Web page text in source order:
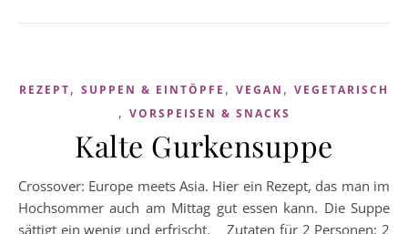
REZEPT, SUPPEN & EINTÖPFE , VEGAN , VEGETARISCH
, VORSPEISEN & SNACKS
Kalte Gurkensuppe
Crossover: Europe meets Asia. Hier ein Rezept, das man im
Hochsommer auch am Mittag gut essen kann. Die Suppe
sättigt ein wenig und erfrischt. Zutaten für 2 Personen: 2